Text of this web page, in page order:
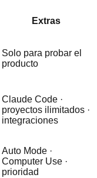
Extras
Solo para probar el
producto
Claude Code ·
proyectos ilimitados ·
integraciones
Auto Mode ·
Computer Use ·
prioridad